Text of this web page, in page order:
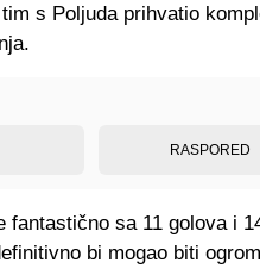
s Poljuda prihvatio
RASPORED
fantastično sa 11 golova i
bi mogao biti